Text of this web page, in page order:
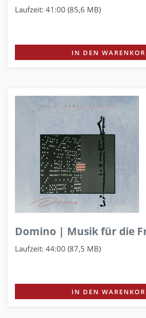
Laufzeit: 41:00 (85,6 MB)
IN DEN
Domino | Musik für die
Laufzeit: 44:00 (87,5 MB)
IN DEN